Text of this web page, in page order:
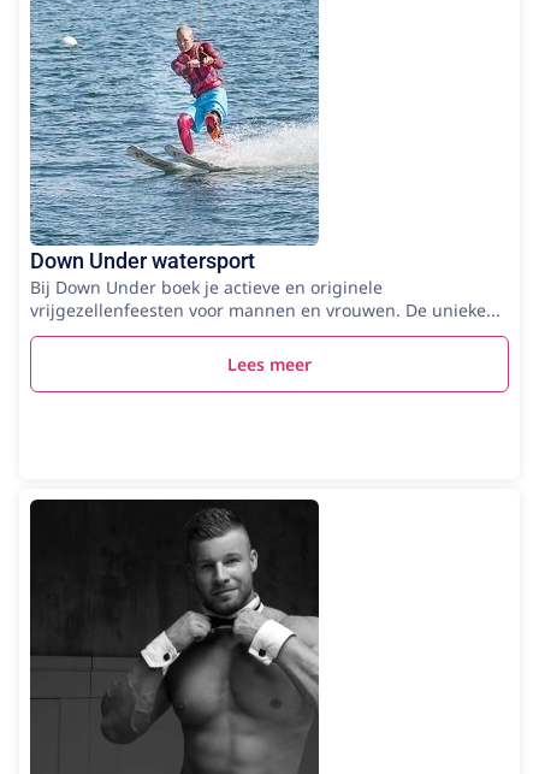
Down Under watersport
Bij Down Under boek je actieve en originele
vrijgezellenfeesten voor mannen en vrouwen. De unieke...
Lees meer